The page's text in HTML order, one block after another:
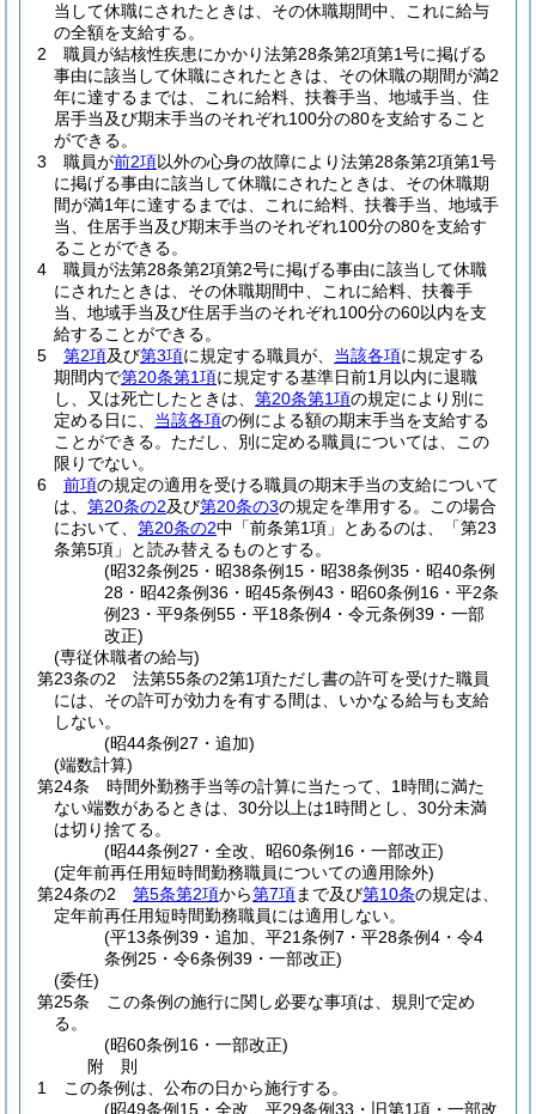
当して休職にされたときは、その休職期間中、これに給与
の全額を支給する。
2
職員が結核性疾患にかかり法第28条第2項第1号に掲げる
事由に該当して休職にされたときは、その休職の期間が満2
年に達するまでは、これに給料、扶養手当、地域手当、住
居手当及び期末手当のそれぞれ100分の80を支給すること
ができる。
3
職員が前2項以外の心身の故障により法第28条第2項第1号
に掲げる事由に該当して休職にされたときは、その休職期
間が満1年に達するまでは、これに給料、扶養手当、地域手
当、住居手当及び期末手当のそれぞれ100分の80を支給す
ることができる。
4
職員が法第28条第2項第2号に掲げる事由に該当して休職
にされたときは、その休職期間中、これに給料、扶養手
当、地域手当及び住居手当のそれぞれ100分の60以内を支
給することができる。
5
第2項及び第3項に規定する職員が、 当該各項に規定する
期間内で第20条第1項に規定する基準日前1月以内に退職
し、又は死亡したときは、 第20条第1項の規定により別に
定める日に、 当該各項の例による額の期末手当を支給する
ことができる。 ただし、別に定める職員については、この
限りでない。
6
前項の規定の適用を受ける職員の期末手当の支給について
は、 第20条の2及び第20条の3の規定を準用する。
この場合
において、 第20条の2中「前条第1項」とあるのは、「第23
条第5項」と読み替えるものとする。
(昭32条例25・昭38条例15・昭38条例35・昭40条例
28・昭42条例36・昭45条例43・昭60条例16・平2条
例23・平9条例55・平18条例4・令元条例39・一部
改正)
(専従休職者の給与)
第23条の2
法第55条の2第1項ただし書の許可を受けた職員
には、その許可が効力を有する間は、いかなる給与も支給
しない。
(昭44条例27・追加)
(端数計算)
第24条
時間外勤務手当等の計算に当たって、1時間に満た
ない端数があるときは、30分以上は1時間とし、30分未満
は切り捨てる。
(昭44条例27・全改、昭60条例16・一部改正)
(定年前再任用短時間勤務職員についての適用除外)
第24条の2
第5条第2項から第7項まで及び第10条の規定は、
定年前再任用短時間勤務職員には適用しない。
(平13条例39・追加、平21条例7・平28条例4・令4
条例25・令6条例39・一部改正)
(委任)
第25条
この条例の施行に関し必要な事項は、規則で定め
る。
(昭60条例16・一部改正)
附 則
1
この条例は、公布の日から施行する。
(昭49条例15・全改、平29条例33・旧第1項・一部改